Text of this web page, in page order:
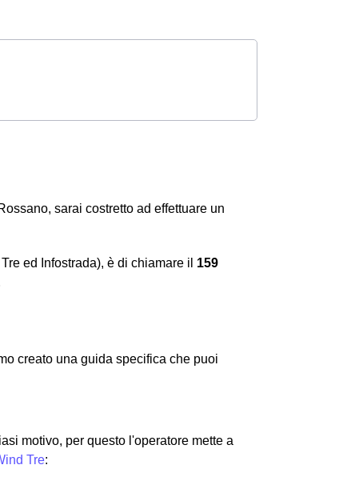
sarai costretto ad effettuare un
ed Infostrada), è di chiamare il 159
creato una guida specifica che puoi
motivo, per questo l'operatore mette a
Tre: